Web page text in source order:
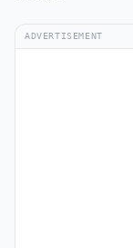
ADVERTISEMENT